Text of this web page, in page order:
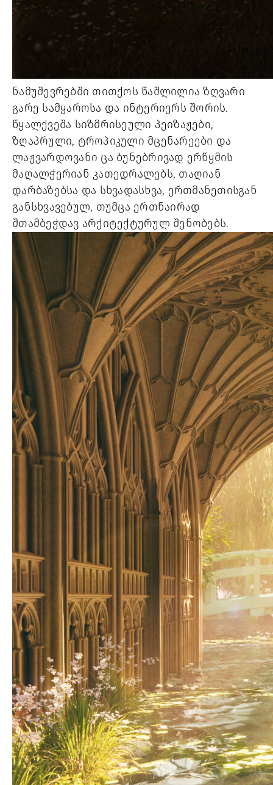
ნამუშევრებში თითქოს წაშლილია ზღვარი
წყალქვეშა სიზმრისეული პეიზაჟები,
ზღაპრული, ტროპიკული მცენარეები და
ლაჟვარდოვანი ცა ბუნებრივად ერწყმის
მაღალჭერიან კათედრალებს, თაღიან
დარბაზებსა და სხვადასხვა, ერთმანეთისგან
განსხვავებულ, თუმცა ერთნაირად
შთამბეჭდავ არქიტექტურულ შენობებს.